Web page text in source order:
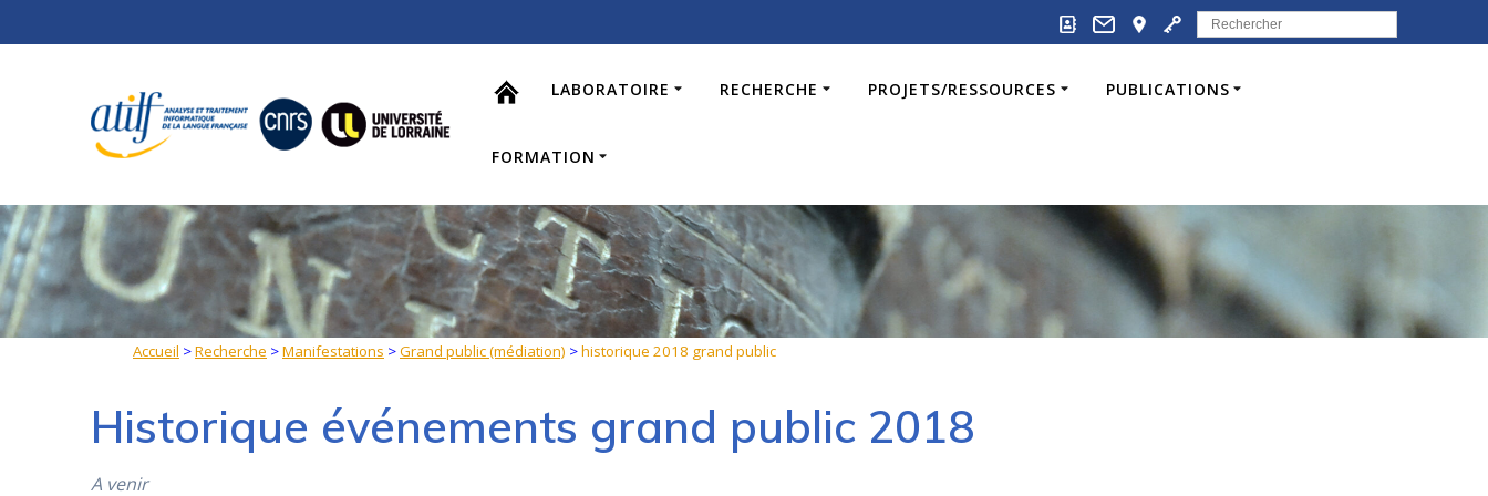
to
Search
for:
LABORATOIRE RECHERCHE PROJETS/RESSOURCES PUBLICATIONS
FORMATION
Accueil >Recherche >Manifestations >Grand public (médiation) >historique 2018 grand public
Historique événements grand public 2018
A venir